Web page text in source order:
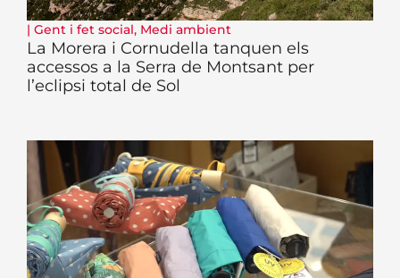
| Gent i fet social, Medi ambient
La Morera i Cornudella tanquen els
accessos a la Serra de Montsant per
l’eclipsi total de Sol